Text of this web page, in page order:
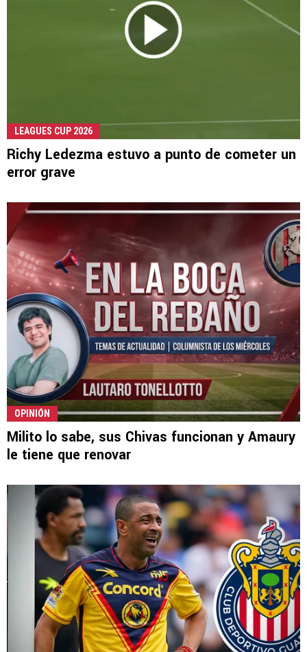
LEAGUES CUP 2026
Richy Ledezma estuvo a punto de cometer un
error grave
OPINIÓN
Milito lo sabe, sus Chivas funcionan y Amaury
le tiene que renovar